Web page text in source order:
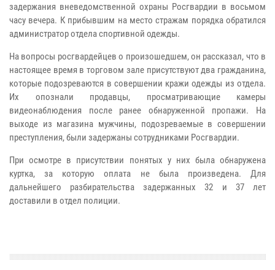
задержания вневедомственной охраны Росгвардии в восьмом
часу вечера. К прибывшим на место стражам порядка обратился
администратор отдела спортивной одежды.
На вопросы росгвардейцев о произошедшем, он рассказал, что в
настоящее время в торговом зале присутствуют два гражданина,
которые подозреваются в совершении кражи одежды из отдела.
Их опознали продавцы, просматривающие камеры
видеонаблюдения после ранее обнаруженной пропажи. На
выходе из магазина мужчины, подозреваемые в совершении
преступления, были задержаны сотрудниками Росгвардии.
При осмотре в присутствии понятых у них была обнаружена
куртка, за которую оплата не была произведена. Для
дальнейшего разбирательства задержанных 32 и 37 лет
доставили в отдел полиции.